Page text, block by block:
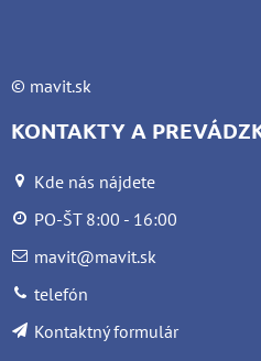
© mavit.sk
KONTAKTY A
Kde nás nájdete
PO-ŠT 8:00 - 16:00
mavit@mavit.sk
telefón
Kontaktný formulár